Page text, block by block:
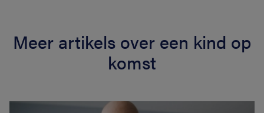
Meer artikels over een kind op
komst